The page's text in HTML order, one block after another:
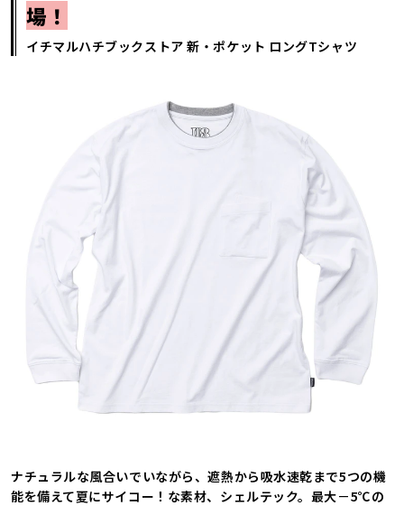
場！
イチマルハチブックストア 新・ポケット ロングTシャツ
ナチュラルな風合いでいながら、遮熱から吸水速乾まで5つの機
能を備えて夏にサイコー！な素材、シェルテック。最大－5℃の